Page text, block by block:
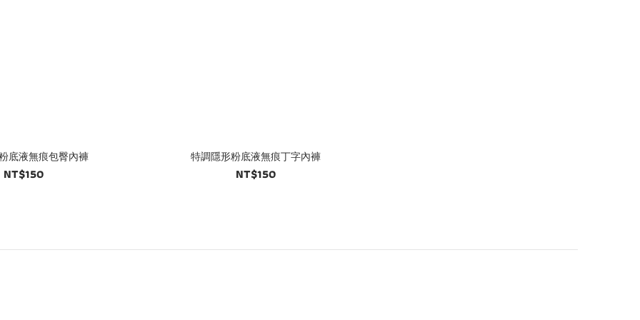
底液無痕包臀內褲
NT$150
特調隱形粉底液無痕丁字內褲
NT$150